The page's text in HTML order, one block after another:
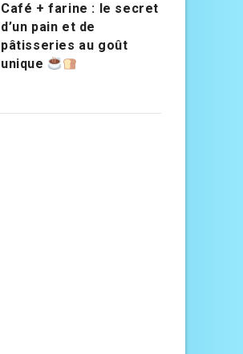
Café + farine : le secret
d’un pain et de
pâtisseries au goût
unique